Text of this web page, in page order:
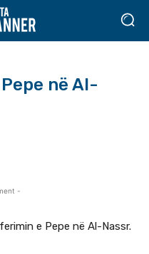
në Al-
-
e Pepe në Al-Nassr.